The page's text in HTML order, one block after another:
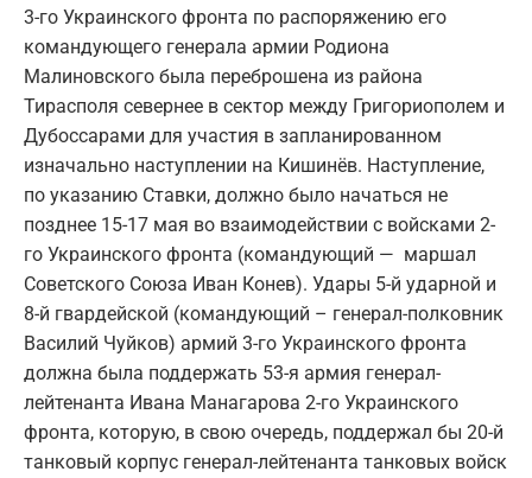
3-го Украинского фронта по распоряжению его
командующего генерала армии Родиона
Малиновского была переброшена из района
Тирасполя севернее в сектор между Григориополем и
Дубоссарами для участия в запланированном
изначально наступлении на Кишинёв. Наступление,
по указанию Ставки, должно было начаться не
позднее 15-17 мая во взаимодействии с войсками 2-
го Украинского фронта (командующий — маршал
Советского Союза Иван Конев). Удары 5-й ударной и
8-й гвардейской (командующий – генерал-полковник
Василий Чуйков) армий 3-го Украинского фронта
должна была поддержать 53-я армия генерал-
лейтенанта Ивана Манагарова 2-го Украинского
фронта, которую, в свою очередь, поддержал бы 20-й
танковый корпус генерал-лейтенанта танковых войск